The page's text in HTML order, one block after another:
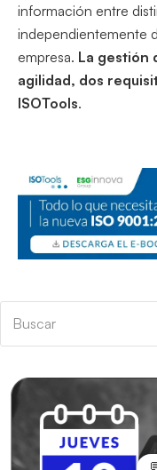
información entre
independientemente
empresa. La gestión
agilidad, dos
ISOTools.